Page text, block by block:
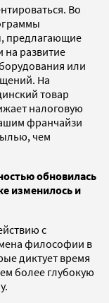
Во
предлагающие
на развитие
или
На
товар
налоговую
франчайзи
чем
обновилась
изменилось и
с
философии в
диктует время
более глубокую